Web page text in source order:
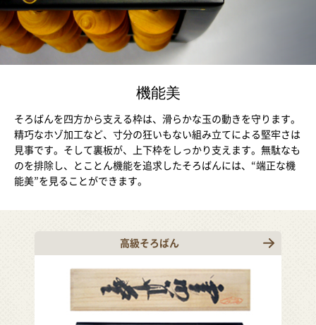
機能美
そろばんを四方から支える枠は、滑らかな玉の動きを守ります。
精巧なホゾ加工など、寸分の狂いもない組み立てによる堅牢さは
見事です。そして裏板が、上下枠をしっかり支えます。無駄なも
のを排除し、とことん機能を追求したそろばんには、“端正な機
能美”を見ることができます。
高級そろばん